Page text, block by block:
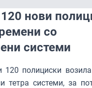
нови
со
системи
полициски
тетра системи, за